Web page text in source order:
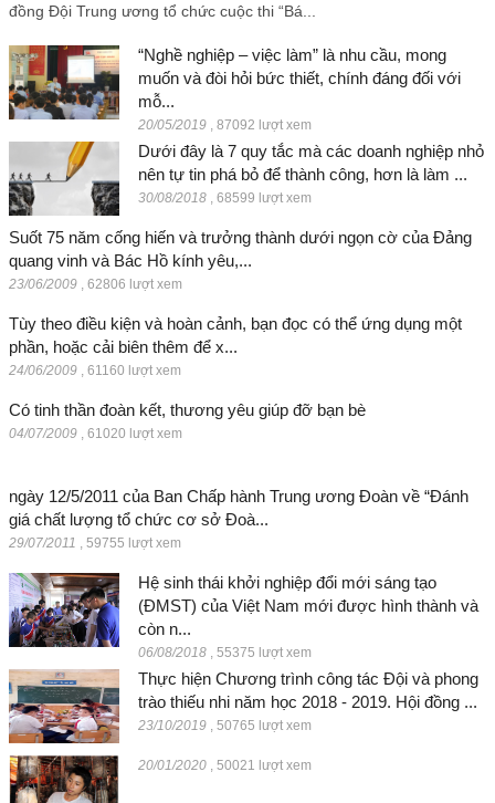
đồng Đội Trung ương tổ chức cuộc thi “Bá...
“Nghề nghiệp – việc làm” là nhu cầu, mong
muốn và đòi hỏi bức thiết, chính đáng đối với
mỗ...
20/05/2019 87092 lượt xem
Dưới đây là 7 quy tắc mà các doanh nghiệp nhỏ
nên tự tin phá bỏ để thành công, hơn là làm ...
30/08/2018 68599 lượt xem
Suốt 75 năm cống hiến và trưởng thành dưới ngọn cờ của Đảng
quang vinh và Bác Hồ kính yêu,...
23/06/2009 62806 lượt xem
Tùy theo điều kiện và hoàn cảnh, bạn đọc có thể ứng dụng một
phần, hoặc cải biên thêm để x...
24/06/2009 61160 lượt xem
Có tinh thần đoàn kết, thương yêu giúp đỡ bạn bè
04/07/2009 61020 lượt xem
ngày 12/5/2011 của Ban Chấp hành Trung ương Đoàn về “Đánh
giá chất lượng tổ chức cơ sở Đoà...
29/07/2011 59755 lượt xem
Hệ sinh thái khởi nghiệp đổi mới sáng tạo
(ĐMST) của Việt Nam mới được hình thành và
còn n...
06/08/2018 55375 lượt xem
Thực hiện Chương trình công tác Đội và phong
trào thiếu nhi năm học 2018 - 2019. Hội đồng ...
23/10/2019 50765 lượt xem
20/01/2020 50021 lượt xem